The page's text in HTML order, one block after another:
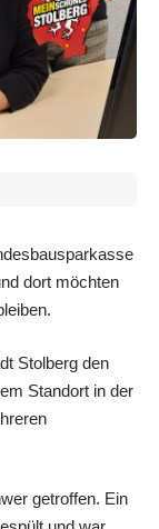
dort möchten
Stolberg den
Standort in der
getroffen. Ein